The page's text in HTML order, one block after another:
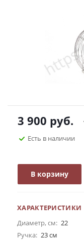
3 900 руб.
Есть в наличии
В корзину
ХАРАКТЕРИСТИКИ
Диаметр, см: 22
Ручка: 23 см